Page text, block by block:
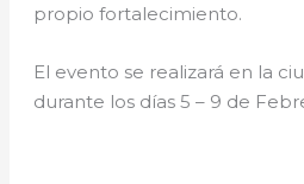
propio fortalecimiento.
El evento se realizará en la
durante los días 5 – 9 de